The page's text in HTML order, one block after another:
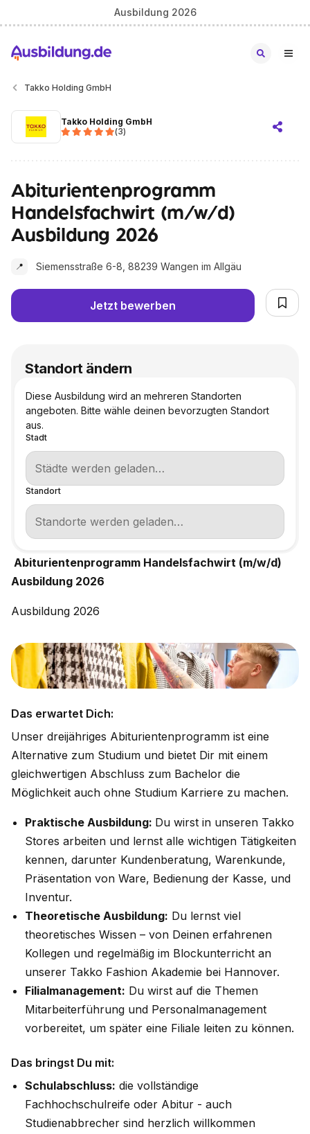
Ausbildung 2026
Takko Holding GmbH
Takko Holding GmbH
(3)
Abiturientenprogramm
Handelsfachwirt (m/w/d)
Ausbildung 2026
📍 Siemensstraße 6-8, 88239 Wangen im Allgäu
Jetzt bewerben
Abiturientenprogramm Handelsfachwirt (m/w/d)
Ausbildung 2026
Ausbildung 2026
Das erwartet Dich:
Unser dreijähriges Abiturientenprogramm ist eine
Alternative zum Studium und bietet Dir mit einem
gleichwertigen Abschluss zum Bachelor die
Möglichkeit auch ohne Studium Karriere zu machen.
Praktische Ausbildung: Du wirst in unseren Takko
Stores arbeiten und lernst alle wichtigen Tätigkeiten
kennen, darunter Kundenberatung, Warenkunde,
Präsentation von Ware, Bedienung der Kasse, und
Inventur.
Theoretische Ausbildung: Du lernst viel
theoretisches Wissen – von Deinen erfahrenen
Kollegen und regelmäßig im Blockunterricht an
unserer Takko Fashion Akademie bei Hannover.
Filialmanagement: Du wirst auf die Themen
Mitarbeiterführung und Personalmanagement
vorbereitet, um später eine Filiale leiten zu können.
Das bringst Du mit:
Schulabschluss: die vollständige
Fachhochschulreife oder Abitur - auch
Studienabbrecher sind herzlich willkommen
Standort ändern
Diese Ausbildung wird an mehreren Standorten
angeboten. Bitte wähle deinen bevorzugten Standort
aus.
Stadt
Standort